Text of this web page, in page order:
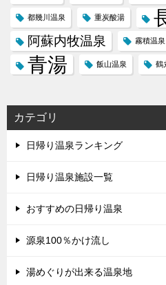
都幾川温泉 重炭酸湯
阿蘇内牧温泉 霧積温泉
青湯 飯山温泉 鶴
カテゴリ
日帰り温泉ランキング
日帰り温泉施設一覧
おすすめの日帰り温泉
源泉100％かけ流し
湯めぐりが出来る温泉地